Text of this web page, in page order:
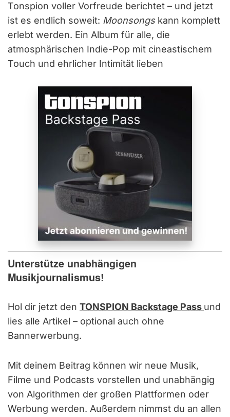
Tonspion voller Vorfreude berichtet – und jetzt
ist es endlich soweit: Moonsongskann komplett
erlebt werden. Ein Album für alle, die
atmosphärischen Indie-Pop mit cineastischem
Touch und ehrlicher Intimität lieben
Unterstütze unabhängigen
Musikjournalismus!
Hol dir jetzt den TONSPION Backstage Pass und
lies alle Artikel – optional auch ohne
Bannerwerbung.
Mit deinem Beitrag können wir neue Musik,
Filme und Podcasts vorstellen und unabhängig
von Algorithmen der großen Plattformen oder
Werbung werden. Außerdem nimmst du an allen